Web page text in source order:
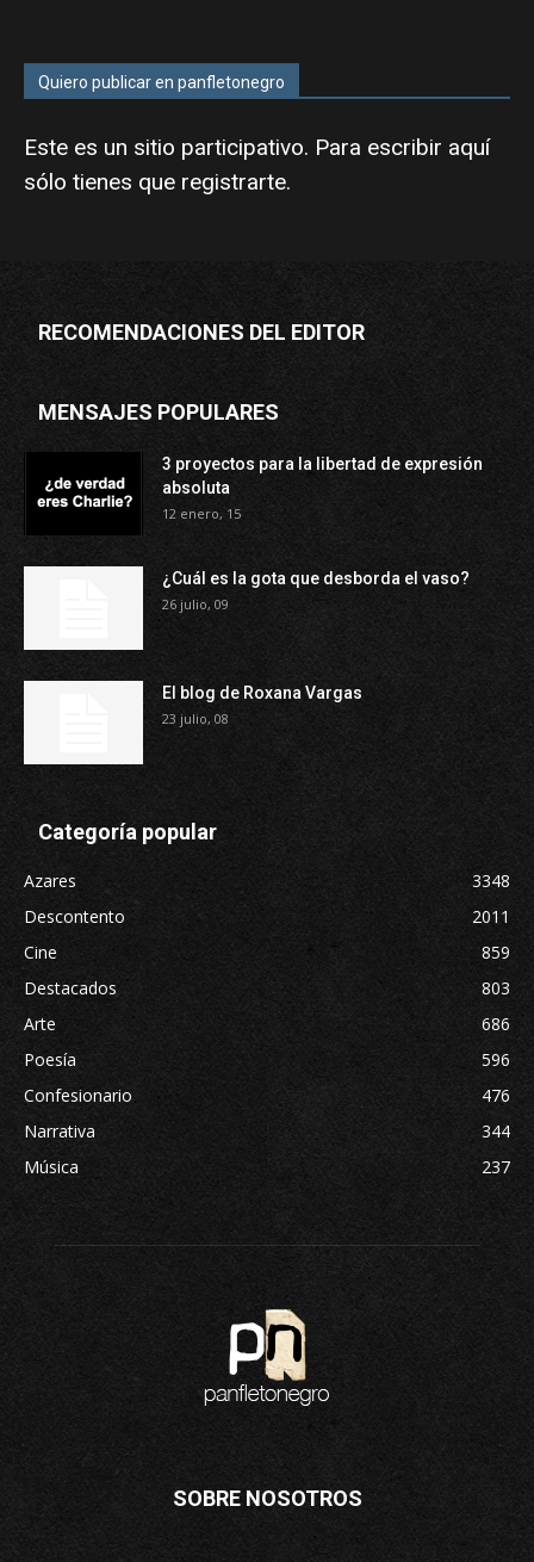
Quiero publicar en panfletonegro
Este es un sitio participativo. Para escribir aquí
sólo tienes que registrarte.
RECOMENDACIONES DEL EDITOR
MENSAJES POPULARES
3 proyectos para la libertad de expresión
absoluta
12 enero, 15
¿Cuál es la gota que desborda el vaso?
26 julio, 09
El blog de Roxana Vargas
23 julio, 08
Categoría popular
Azares
3348
Descontento
2011
Cine
859
Destacados
803
Arte
686
Poesía
596
Confesionario
476
Narrativa
344
Música
237
SOBRE NOSOTROS